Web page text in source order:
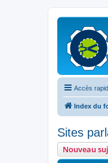
Accès
Index du
Sites
Nouveau